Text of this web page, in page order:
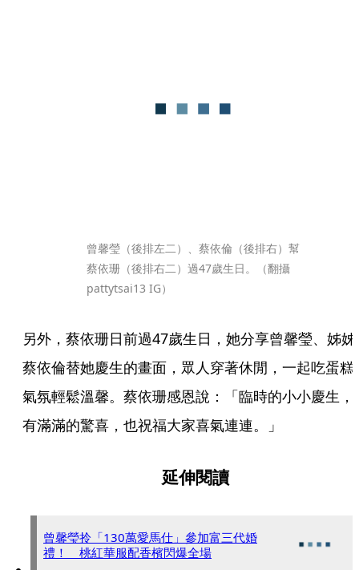
曾馨瑩（後排左二）、蔡依倫（後排右）幫
蔡依珊（後排右二）過47歲生日。（翻攝
pattytsai13 IG）
另外，蔡依珊日前過47歲生日，她分享曾馨瑩、姊姊
蔡依倫替她慶生的畫面，眾人穿著休閒，一起吃蛋糕
氣氛輕鬆溫馨。蔡依珊感恩說：「臨時的小小慶生，
有滿滿的驚喜，也祝福大家喜氣連連。」
延伸閱讀
曾馨瑩拎「130萬愛馬仕」參加富三代婚
禮！ 桃紅華服配香檳閃爆全場